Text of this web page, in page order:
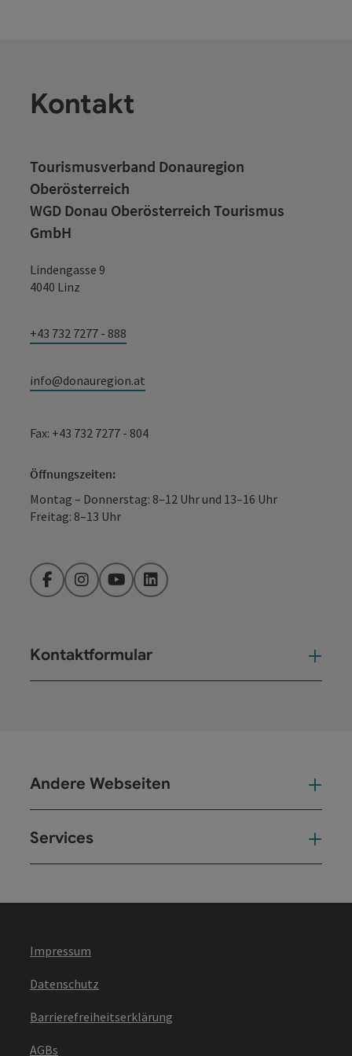
Kontakt
Tourismusverband Donauregion
Oberösterreich
WGD Donau Oberösterreich Tourismus
GmbH
Lindengasse 9
4040 Linz
+43 732 7277 - 888
info@donauregion.at
Fax: +43 732 7277 - 804
Öffnungszeiten:
Montag – Donnerstag: 8–12 Uhr und 13–16 Uhr
Freitag: 8–13 Uhr
FacebookInstagramYouTubeLinkedIn
Kontaktformular
Andere Webseiten
Services
Impressum
Datenschutz
Barrierefreiheitserklärung
AGBs